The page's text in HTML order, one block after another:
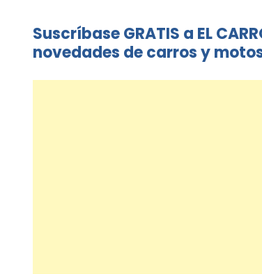
Suscríbase GRATIS a EL
novedades de carros y